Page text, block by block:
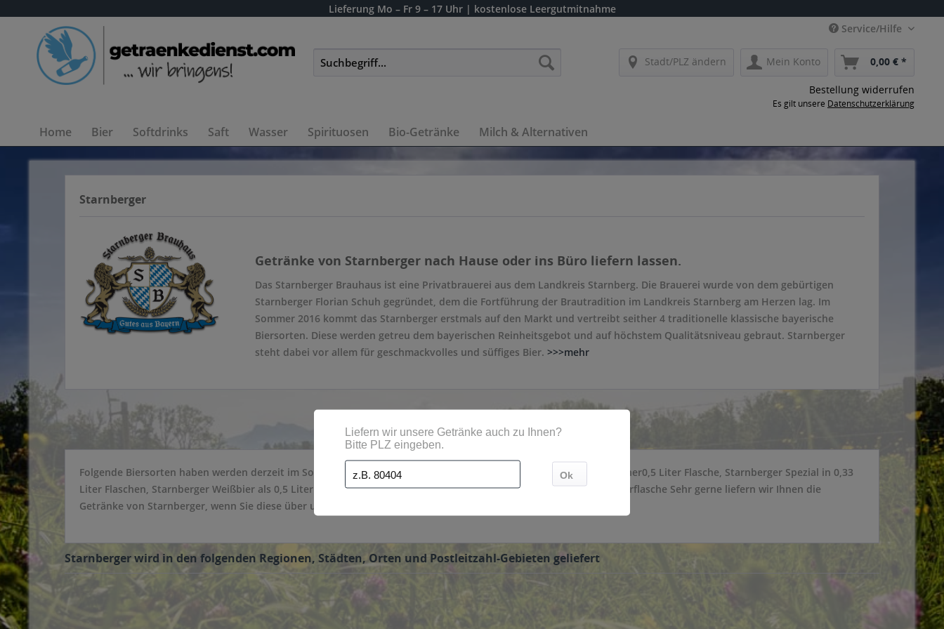
Lieferung Mo – Fr 9 – 17 Uhr | kostenlose Leergutmitnahme
Service/Hilfe
Stadt/PLZ ändern Mein Konto 0,00 € *
Bestellung widerrufen
Es gilt unsere Datenschutzerklärung
Home Bier Softdrinks Saft Wasser Spirituosen Bio-Getränke Milch & Alternativen
Starnberger
Getränke von Starnberger nach Hause oder ins Büro liefern lassen.
Das Starnberger Brauhaus ist eine Privatbrauerei aus dem Landkreis Starnberg. Die Brauerei wurde von dem gebürtigen
Starnberger Florian Schuh gegründet, dem die Fortführung der Brautradition im Landkreis Starnberg am Herzen lag. Im
Sommer 2016 kommt das Starnberger erstmals auf den Markt und vertreibt seither 4 traditionelle klassische bayerische
Biersorten. Diese werden getreu dem bayerischen Reinheitsgebot und auf höchstem Qualitätsniveau gebraut. Starnberger
steht dabei vor allem für geschmackvolles und süffiges Bier. >>>mehr
Folgende Biersorten haben werden derzeit im Sortiment des Starnberger Brauhaus geführt. Starnberger Hell in einer0,5 Liter Flasche, Starnberger Spezial in 0,33
Liter Flaschen, Starnberger Weißbier als 0,5 Liter Flasche und Starnberger Senator als 0,5 Liter sowie 2 Liter Sonderflasche Sehr gerne liefern wir Ihnen die
Getränke von Starnberger, wenn Sie diese über unseren Online-Shop bestellen.
Starnberger wird in den folgenden Regionen, Städten, Orten und Postleitzahl-Gebieten geliefert